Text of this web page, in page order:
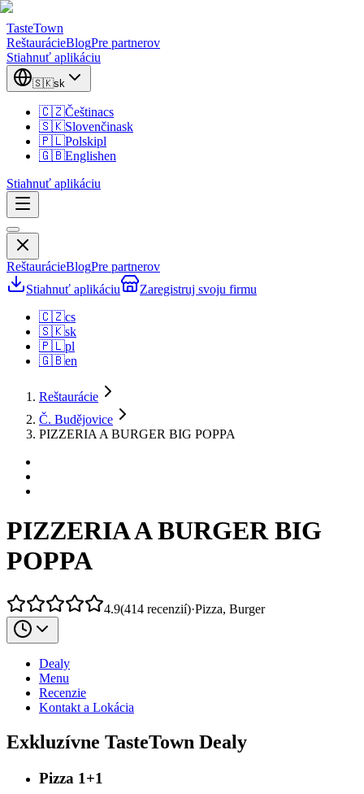
TasteTown
ReštaurácieBlogPre partnerov
Stiahnuť aplikáciu
🇸🇰sk
🇨🇿Češtinacs
🇸🇰Slovenčinask
🇵🇱Polskipl
🇬🇧Englishen
Stiahnuť aplikáciu
ReštaurácieBlogPre partnerov
Stiahnuť aplikáciu
Zaregistruj svoju firmu
🇨🇿cs
🇸🇰sk
🇵🇱pl
🇬🇧en
Reštaurácie
Č. Budějovice
PIZZERIA A BURGER BIG POPPA
PIZZERIA A BURGER BIG
POPPA
4.9(414 recenzií)·Pizza, Burger
Dealy
Menu
Recenzie
Kontakt a Lokácia
Exkluzívne TasteTown Dealy
Pizza 1+1